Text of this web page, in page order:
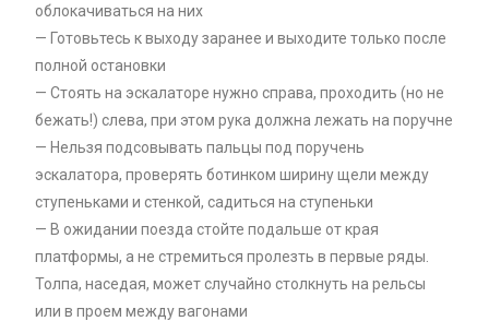
облокачиваться на них
— Готовьтесь к выходу заранее и выходите только после
полной остановки
— Стоять на эскалаторе нужно справа, проходить (но не
бежать!) слева, при этом рука должна лежать на поручне
— Нельзя подсовывать пальцы под поручень
эскалатора, проверять ботинком ширину щели между
ступеньками и стенкой, садиться на ступеньки
— В ожидании поезда стойте подальше от края
платформы, а не стремиться пролезть в первые ряды.
Толпа, наседая, может случайно столкнуть на рельсы
или в проем между вагонами